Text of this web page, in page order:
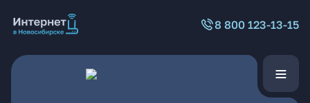
8 800 123-13-15